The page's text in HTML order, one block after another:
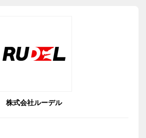
株式会社ルーデル